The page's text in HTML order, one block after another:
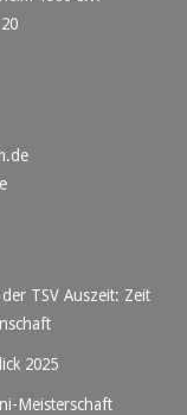
TSV Auszeit: Zeit
2025
Meisterschaft